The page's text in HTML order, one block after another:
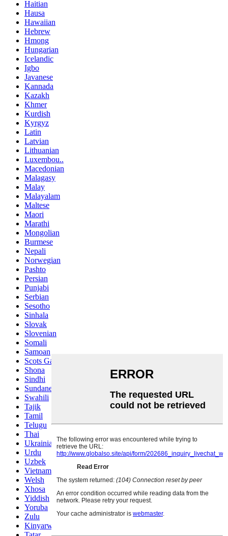
Haitian
Hausa
Hawaiian
Hebrew
Hmong
Hungarian
Icelandic
Igbo
Javanese
Kannada
Kazakh
Khmer
Kurdish
Kyrgyz
Latin
Latvian
Lithuanian
Luxembou..
Macedonian
Malagasy
Malay
Malayalam
Maltese
Maori
Marathi
Mongolian
Burmese
Nepali
Norwegian
Pashto
Persian
Punjabi
Serbian
Sesotho
Sinhala
Slovak
Slovenian
Somali
Samoan
Scots Gaelic
Shona
Sindhi
Sundanese
Swahili
Tajik
Tamil
Telugu
Thai
Ukrainian
Urdu
Uzbek
Vietnamese
Welsh
Xhosa
Yiddish
Yoruba
Zulu
Kinyarwanda